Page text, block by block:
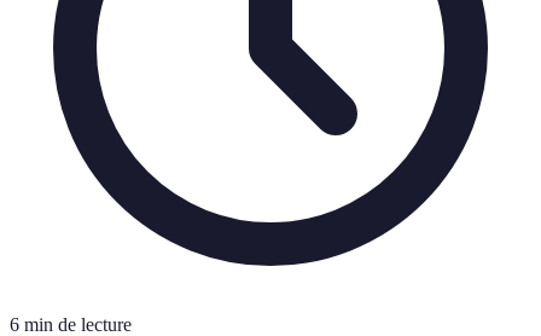
6 min de lecture